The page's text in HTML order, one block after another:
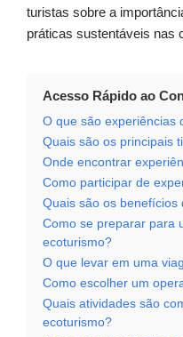
turistas sobre a
práticas sustentáveis nas
Acesso Rápido ao
O que são experiências
Quais são os principais
Onde encontrar
Como participar de
Quais são os benefícios
Como se preparar para
ecoturismo?
O que levar em uma
Como escolher um
Quais atividades são
ecoturismo?